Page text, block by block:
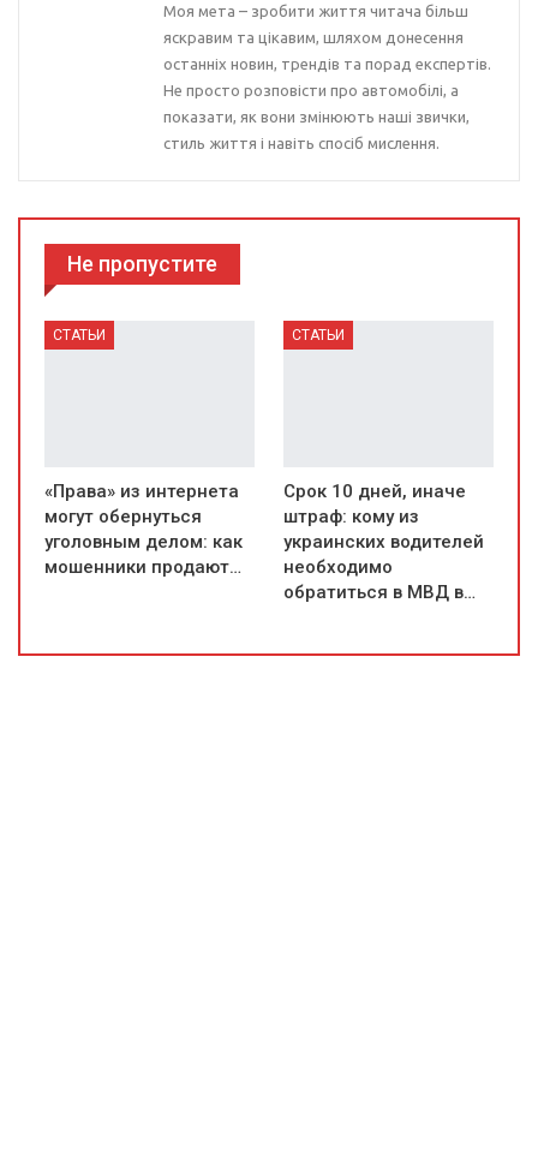
Моя мета – зробити життя читача більш
яскравим та цікавим, шляхом донесення
останніх новин, трендів та порад експертів.
Не просто розповісти про автомобілі, а
показати, як вони змінюють наші звички,
стиль життя і навіть спосіб мислення.
Не пропустите
СТАТЬИ
«Права» из интернета
могут обернуться
уголовным делом: как
мошенники продают…
СТАТЬИ
Срок 10 дней, иначе
штраф: кому из
украинских водителей
необходимо
обратиться в МВД в…